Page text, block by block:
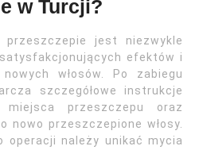
w Turcji?
przeszczepie jest niezwykle
efektów i
włosów. Po zabiegu
szczegółowe instrukcje
miejsca przeszczepu oraz
nowo przeszczepione włosy.
operacji należy unikać mycia